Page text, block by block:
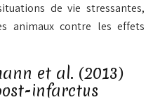
de vie stressantes,
animaux contre les effets
et al. (2013)
infarctus